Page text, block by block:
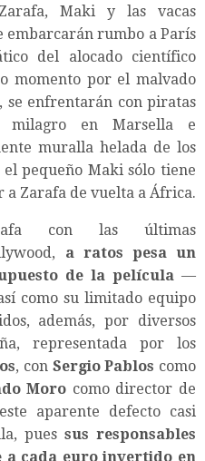
Maki y las vacas
embarcarán rumbo a París
del alocado científico
momento por el malvado
se enfrentarán con piratas
milagro en Marsella e
muralla helada de los
pequeño Maki sólo tiene
a Zarafa de vuelta a África.
con las últimas
a ratos pesa un
de la película—
como su limitado equipo
además, por diversos
representada por los
, con Sergio Pablos como
Moro como director de
aparente defecto casi
pues sus responsables
cada euro invertido en